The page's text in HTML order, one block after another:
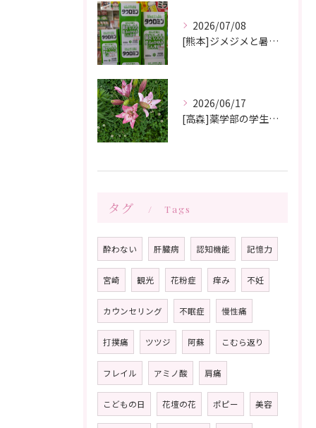
2026/07/08
[熊本]ジメジメと暑い夏痒くてたまらない、皮膚炎が治らない、蕁麻疹が出やすくて悩んでいる方いませんか⁉️タウロミン錠でいつの間にか治ってしまったと大好評です💞
2026/06/17
[高森]薬学部の学生さんが薬局製剤の実習にきてくれました✨桂枝茯苓丸つくり楽しかった!と帰って行きました☺️
タグ Tags
酔わない 肝臓病 認知機能 記憶力
宮崎 観光 花粉症 痒み 不妊
カウンセリング 不眠症 慢性痛
打撲痛 ツツジ 阿蘇 こむら返り
フレイル アミノ酸 肩痛
こどもの日 花壇の花 ポピー 美容